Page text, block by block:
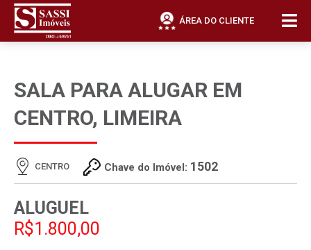
ÁREA DO CLIENTE
SALA PARA ALUGAR EM
CENTRO, LIMEIRA
CENTRO Chave do Imóvel: 1502
ALUGUEL
R$1.800,00